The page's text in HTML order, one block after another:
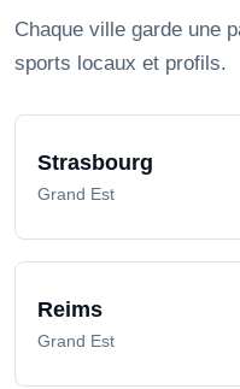
Chaque ville garde une
sports locaux et profils.
Strasbourg
Grand Est
Reims
Grand Est